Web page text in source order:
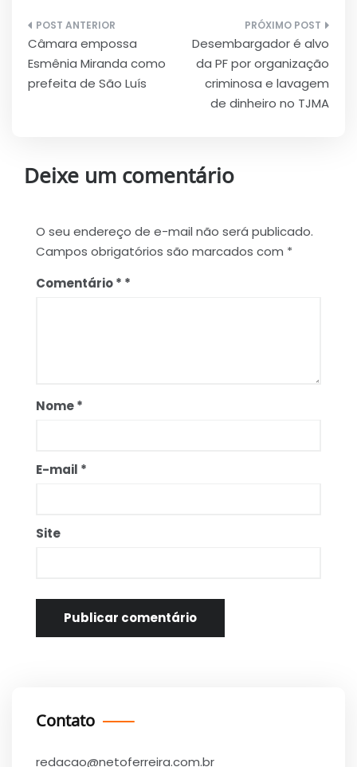
Navegação
de
Post
Câmara empossa
Esmênia Miranda como
prefeita de São Luís
Desembargador é alvo
da PF por organização
criminosa e lavagem
de dinheiro no TJMA
Deixe um comentário
O seu endereço de e-mail não será publicado.
Campos obrigatórios são marcados com *
Comentário*
Nome*
E-mail *
Site
Contato
redacao@netoferreira.com.br